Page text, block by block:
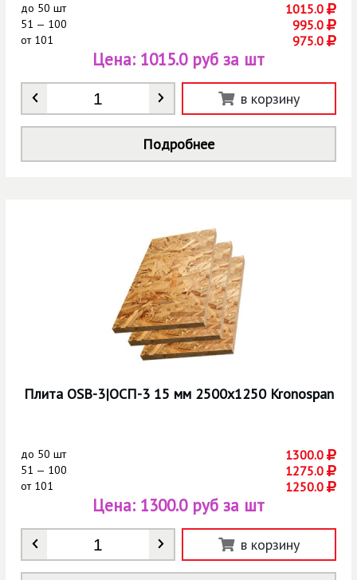
до 50 шт 1015.0
51 — 100 995.0
от101 975.0
Количество
Цена: 1015.0 руб за шт
в корзину
Подробнее
Плита OSB-3|ОСП-3 15 мм 2500х1250 Kronospan
до 50 шт 1300.0
51 — 100 1275.0
от101 1250.0
Количество
Цена: 1300.0 руб за шт
в корзину